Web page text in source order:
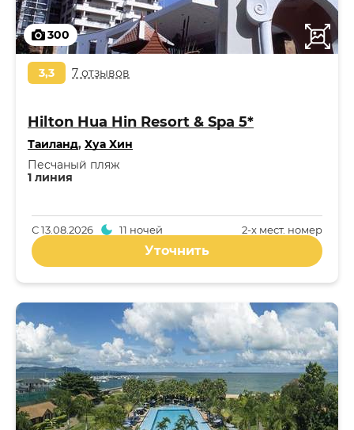
300
3,3 7 отзывов
Hilton Hua Hin Resort & Spa 5*
Таиланд, Хуа Хин
1 линия
Песчаный пляж
2-x мест. номер
С13.08.2026 11 ночей
Уточнить